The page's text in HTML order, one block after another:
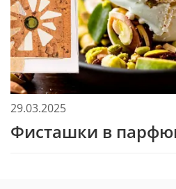
29.03.2025
Фисташки в